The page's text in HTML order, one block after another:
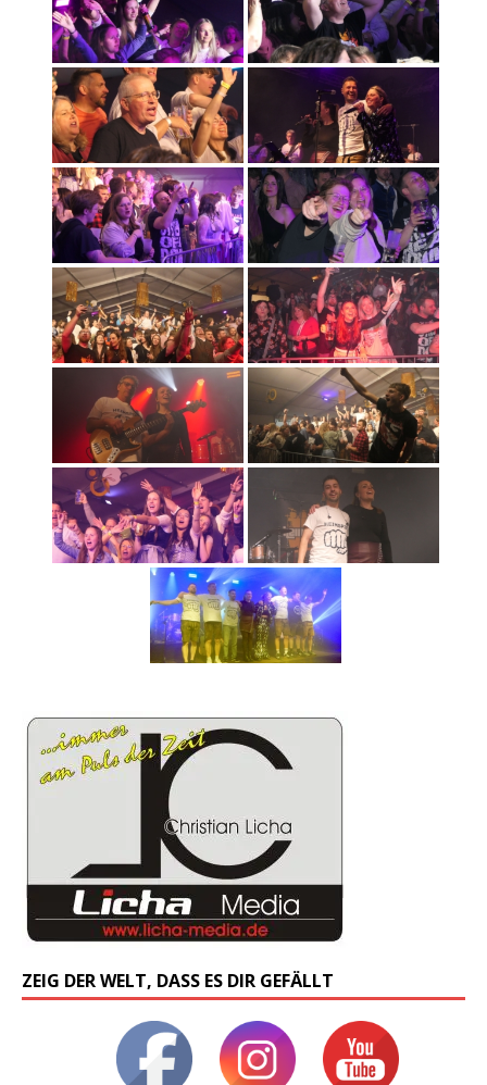
ZEIG DER WELT, DASS ES DIR GEFÄLLT